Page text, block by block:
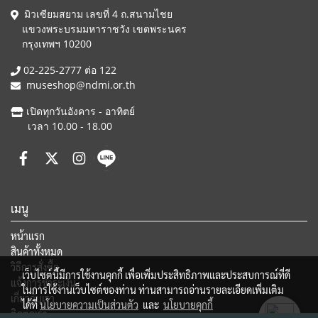
มิวเซียมสยาม เลขที่ 4 ถ.สนามไชย
แขวงพระบรมมหาราชวัง เขตพระนคร
กรุงเทพฯ 10200
02-225-2777 ต่อ 122
museshop@ndmi.or.th
เปิดทุกวันอังคาร - อาทิตย์
เวลา 10.00 - 18.00
เมนู
หน้าแรก
สินค้าทั้งหมด
วิธีการสั่งซื้อ
แจ้งการชำระเงิน
เกี่ยวกับเรา
ติดต่อเรา
เว็บไซต์นี้มีการใช้งานคุกกี้ เพื่อเพิ่มประสิทธิภาพและประสบการณ์ที่ดี
ในการใช้งานเว็บไซต์ของท่าน ท่านสามารถอ่านรายละเอียดเพิ่มเติม
ได้ที่นโยบายความเป็นส่วนตัว และ นโยบายคุกกี้